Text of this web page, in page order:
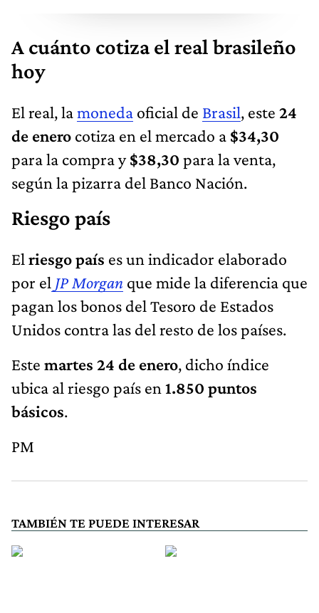
A cuánto cotiza el real brasileño
hoy
El real, lamoneda oficial de Brasil, este 24
de enero cotiza en el mercado a $34,30
para la compra y$38,30 para la venta,
según la pizarra del Banco Nación.
Riesgo país
El riesgo país es un indicador elaborado
por el JP Morgan que mide la diferencia que
pagan los bonos del Tesoro de Estados
Unidos contra las del resto de los países.
Este martes 24 de enero, dicho índice
ubica al riesgo país en 1.850 puntos
básicos.
PM
TAMBIÉN TE PUEDE INTERESAR